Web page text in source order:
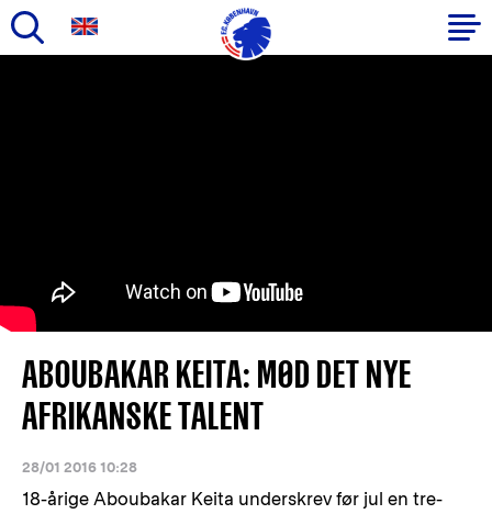
ABOUBAKAR KEITA: MØD DET NYE
AFRIKANSKE TALENT
28/01 2016 10:28
18-årige Aboubakar Keita underskrev før jul en tre-